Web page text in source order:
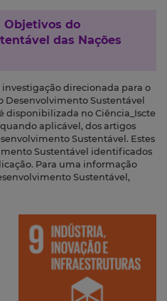
Objetivos do
das Nações
direcionada para o
Sustentável
disponibilizada no Ciência_Iscte
aplicável, dos artigos
Sustentável. Estes
Sustentável identificados
Para uma informação
Sustentável,